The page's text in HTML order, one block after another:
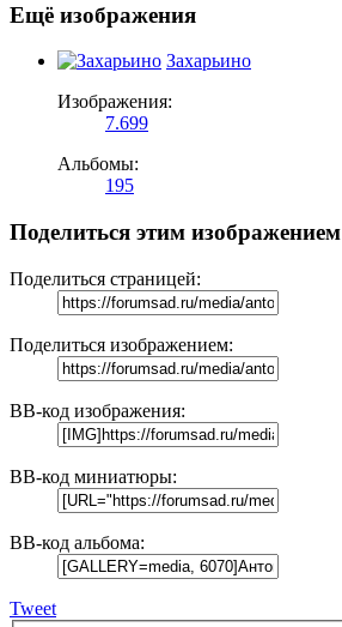
Ещё изображения
Захарьино
Изображения:
7.699
Альбомы:
195
Поделиться этим изображением
Поделиться страницей:
Поделиться изображением:
BB-код изображения:
BB-код миниатюры:
BB-код альбома:
Tweet